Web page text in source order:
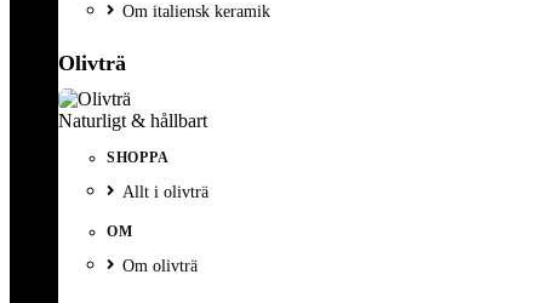
Om italiensk keramik
Olivträ
Naturligt & hållbart
SHOPPA
Allt i olivträ
OM
Om olivträ